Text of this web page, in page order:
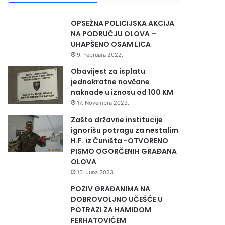
OPSEŽNA POLICIJSKA AKCIJA
NA PODRUČJU OLOVA –
UHAPŠENO OSAM LICA
9. Februara 2022.
Obavijest za isplatu
jednokratne novčane
naknade u iznosu od 100 KM
17. Novembra 2023.
Zašto državne institucije
ignorišu potragu za nestalim
H.F. iz Čuništa -OTVORENO
PISMO OGORČENIH GRAĐANA
OLOVA
15. Juna 2023.
POZIV GRAĐANIMA NA
DOBROVOLJNO UČEŠĆE U
POTRAZI ZA HAMIDOM
FERHATOVIĆEM